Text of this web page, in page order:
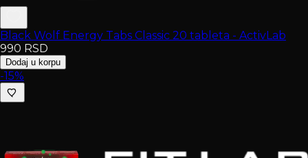
Black Wolf Energy Tabs Classic 20 tableta - ActivLab
990 RSD
Dodaj u korpu
-15%